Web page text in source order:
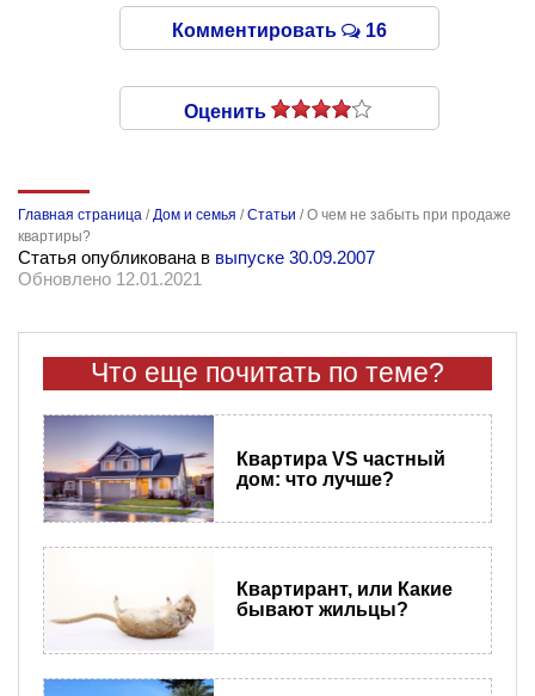
Комментировать 16
Оценить
Главная страница /Дом и семья /Статьи /О чем не забыть при продаже
квартиры?
Статья опубликована в выпуске 30.09.2007
Обновлено 12.01.2021
Что еще почитать по теме?
Квартира VS частный
дом: что лучше?
Квартирант, или Какие
бывают жильцы?